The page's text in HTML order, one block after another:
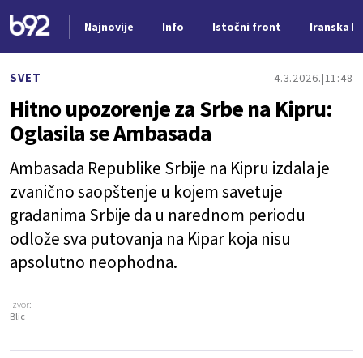
Najnovije Info Istočni front Iranska
SVET 4.3.2026. 11:48
Hitno upozorenje za Srbe na Kipru:
Oglasila se Ambasada
Ambasada Republike Srbije na Kipru izdala je
zvanično saopštenje u kojem savetuje
građanima Srbije da u narednom periodu
odlože sva putovanja na Kipar koja nisu
apsolutno neophodna.
Izvor:
Blic